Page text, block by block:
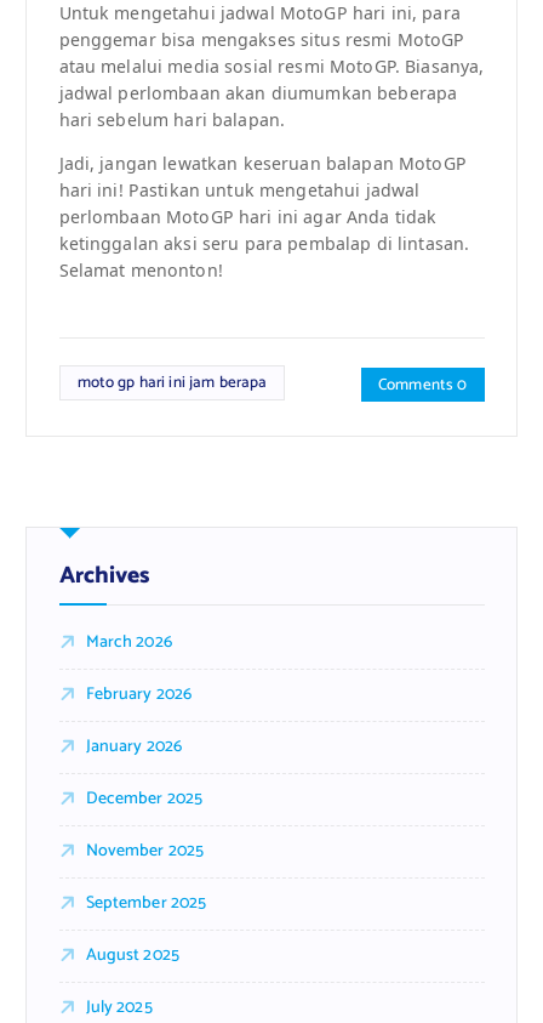
Untuk mengetahui jadwal MotoGP hari ini, para
penggemar bisa mengakses situs resmi MotoGP
atau melalui media sosial resmi MotoGP. Biasanya,
jadwal perlombaan akan diumumkan beberapa
hari sebelum hari balapan.
Jadi, jangan lewatkan keseruan balapan MotoGP
hari ini! Pastikan untuk mengetahui jadwal
perlombaan MotoGP hari ini agar Anda tidak
ketinggalan aksi seru para pembalap di lintasan.
Selamat menonton!
moto gp hari ini jam berapa Comments 0
Archives
March 2026
February 2026
January 2026
December 2025
November 2025
September 2025
August 2025
July 2025